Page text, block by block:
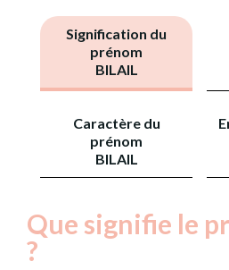
Signification du
prénom
BILAIL
Caractère du
prénom
BILAIL
Que signifie le
?